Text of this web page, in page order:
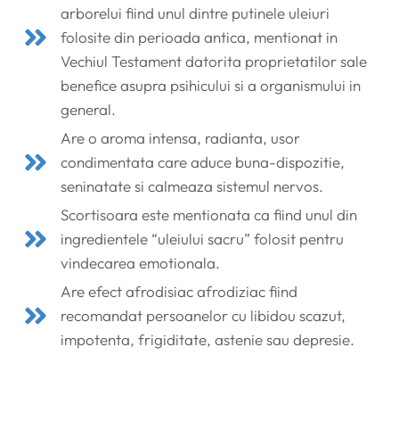
arborelui fiind unul dintre putinele uleiuri
folosite din perioada antica, mentionat in
Vechiul Testament datorita proprietatilor sale
benefice asupra psihicului si a organismului in
general.
Are o aroma intensa, radianta, usor
condimentata care aduce buna-dispozitie,
seninatate si calmeaza sistemul nervos.
Scortisoara este mentionata ca fiind unul din
ingredientele “uleiului sacru” folosit pentru
vindecarea emotionala.
Are efect afrodisiac afrodiziac fiind
recomandat persoanelor cu libidou scazut,
impotenta, frigiditate, astenie sau depresie.